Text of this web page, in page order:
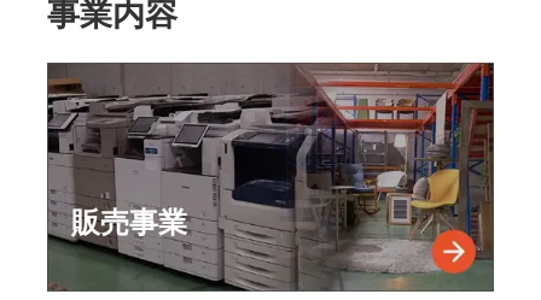
事業内容
販売事業